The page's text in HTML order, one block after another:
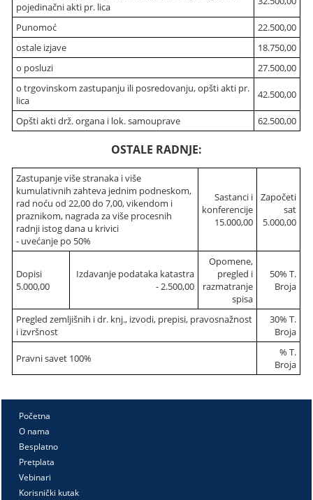
pojedinačni akti pr. lica
Punomoć
22.500,00
ostale izjave
18.750,00
o posluzi
27.500,00
o trgovinskom zastupanju ili posredovanju, opšti akti pr.
lica
42.500,00
Opšti akti drž. organa i lok. samouprave 62.500,00
OSTALE RADNJE:
Zastupanje više stranaka i više
kumulativnih zahteva jednim podneskom,
rad noću od 22,00 do 7,00, vikendom i
praznikom, nagrada za više procesnih
radnji istog dana u krivici
- uvećanje po 50%
Sastanci i
konferencije
15.000,00
Započeti
sat
5.000,00
Dopisi
5.000,00
Izdavanje podataka katastra
- 2.500,00
Opomene,
pregled i
razmatranje
spisa
50% T.
Broja
Pregled zemljišnih i dr. knj., izvodi, prepisi, pravosnažnost
i izvršnost
30% T.
Broja
Pravni savet 100%
% T.
Broja
Početna
O nama
Besplatno
Pretplata
Vebinari
Korisnički kutak